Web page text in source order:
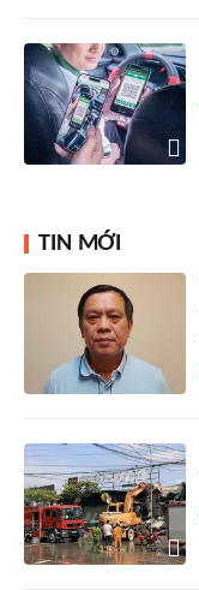
TIN MỚI